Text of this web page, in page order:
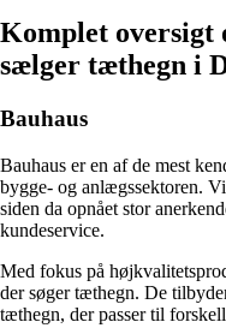
Komplet oversigt
sælger tæthegn i
Bauhaus
Bauhaus er en af de mest
bygge- og anlægssektoren.
siden da opnået stor
kundeservice.
Med fokus på
der søger tæthegn. De
tæthegn, der passer til